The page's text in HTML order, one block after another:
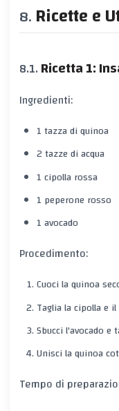
Ricette e
Ricetta 1:
Ingredienti:
1 tazza di quinoa
2 tazze di acqua
1 cipolla rossa
1 peperone rosso
1 avocado
Procedimento:
Cuoci la quinoa
Taglia la cipolla e
Sbucci l'avocado e
Unisci la quinoa
Tempo di